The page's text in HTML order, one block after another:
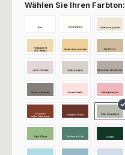
Wählen Sie Ihren Farbton: